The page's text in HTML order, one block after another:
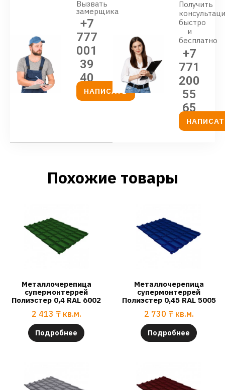
Вызвать
замерщика
+7
777
001
39
40
НАПИСАТЬ
Получить
быстро
и
бесплатно
+7
771
200
55
65
Похожие товары
Металлочерепица
супермонтеррей
Полиэстер 0,4 RAL 6002
2 413 ₸ кв.м.
Подробнее
Металлочерепица
супермонтеррей
Полиэстер 0,45 RAL 5005
2 730 ₸ кв.м.
Подробнее